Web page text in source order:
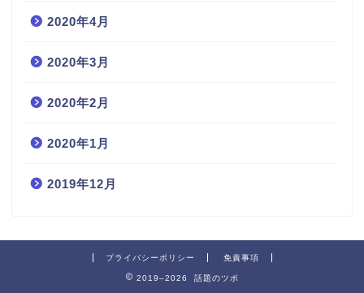
2020年4月
2020年3月
2020年2月
2020年1月
2019年12月
プライバシーポリシー 免責事項
2019–2026 話題のツボ